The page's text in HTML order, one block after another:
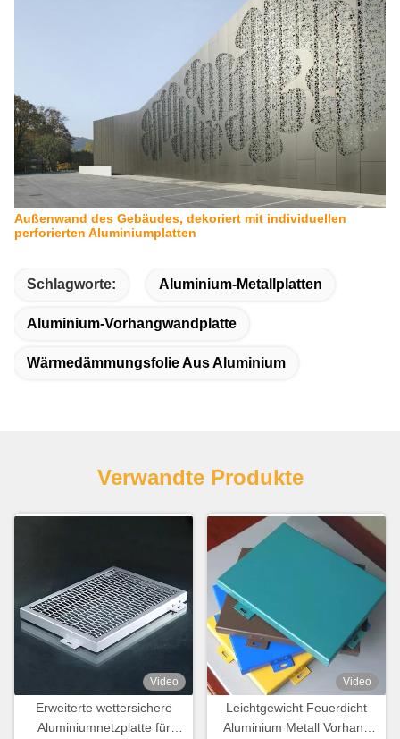
Außenwand des Gebäudes, dekoriert mit individuellen
perforierten Aluminiumplatten
Schlagworte: Aluminium-Metallplatten
Aluminium-Vorhangwandplatte
Wärmedämmungsfolie Aus Aluminium
Verwandte Produkte
Video
Erweiterte wettersichere
Aluminiumnetzplatte für
Video
Leichtgewicht Feuerdicht
Aluminium Metall Vorhang